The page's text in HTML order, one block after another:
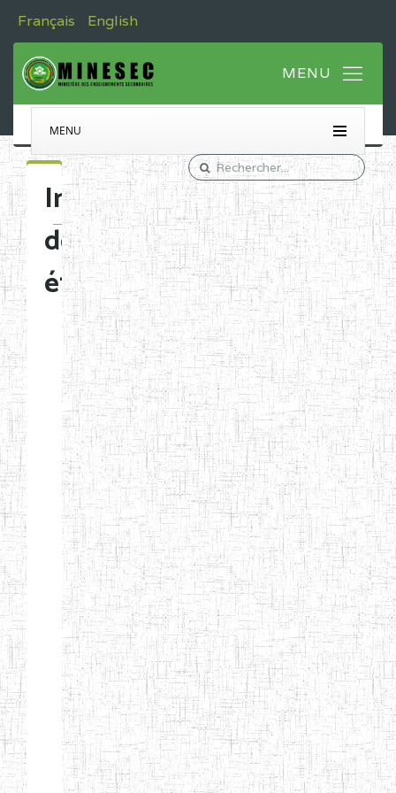
Français English
MENU
Immatriculation
des
établissements
Etablissements
d'enseignement
normal
ENI
Chercher:
Effacer les filtres
Denomination
Type